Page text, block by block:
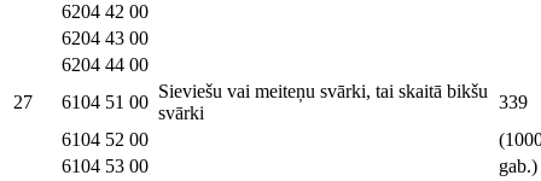
6204 42 00
6204 43 00
6204 44 00
27
6104 51 00
Sieviešu vai meiteņu svārki, tai skaitā bikšu
svārki
339
6104 52 00
6104 53 00
gab.)